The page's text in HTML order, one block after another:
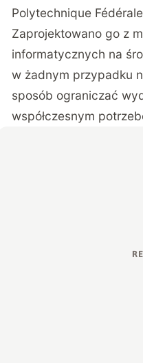
Polytechnique
Zaprojektowano go z
informatycznych na
w żadnym przypadku
sposób ograniczać
współczesnym